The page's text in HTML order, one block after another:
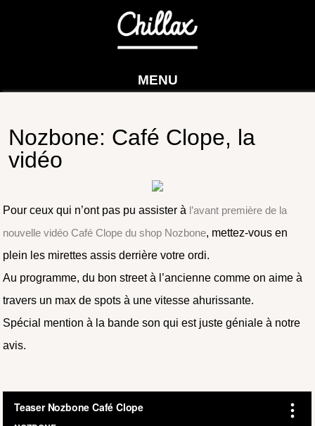
MENU
Nozbone: Café Clope, la
vidéo
Pour ceux qui n’ont pas pu assister à l’avant première de la
nouvelle vidéo Café Clope du shop Nozbone, mettez-vous en
plein les mirettes assis derrière votre ordi.
Au programme, du bon street à l’ancienne comme on aime à
travers un max de spots à une vitesse ahurissante.
Spécial mention à la bande son qui est juste géniale à notre
avis.